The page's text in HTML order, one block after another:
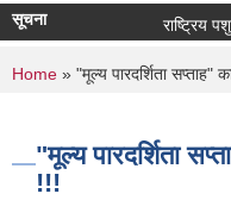
सूचना राष्ट्रिय
You are here
Home » "मूल्य पारदर्शिता सप्ताह"
"मूल्य पारदर्शिता
!!!